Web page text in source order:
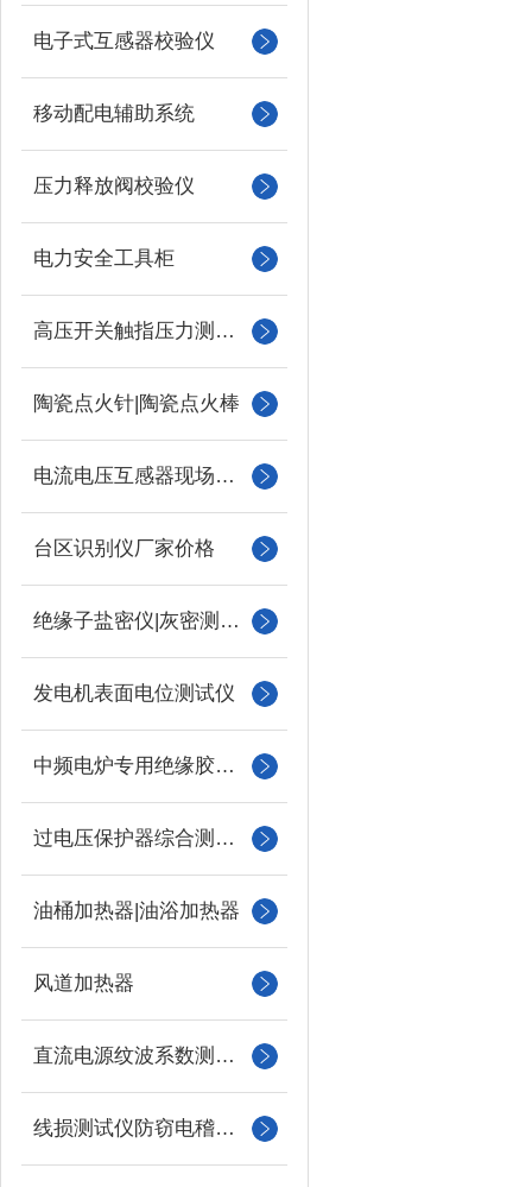
电子式互感器校验仪
移动配电辅助系统
压力释放阀校验仪
电力安全工具柜
高压开关触指压力测试仪
陶瓷点火针|陶瓷点火棒
电流电压互感器现场校验仪
台区识别仪厂家价格
绝缘子盐密仪|灰密测试仪
发电机表面电位测试仪
中频电炉专用绝缘胶木柱
过电压保护器综合测试仪
油桶加热器|油浴加热器
风道加热器
直流电源纹波系数测试仪
线损测试仪防窃电稽查仪